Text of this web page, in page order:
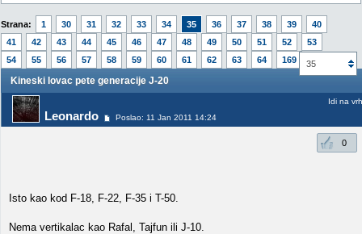
Strana: 1 30 31 32 33 34 35 36 37 38 39
40
41
42 43 44 45 46 47 48 49 50 51 52
53
54
55 56 57 58 59 60 61 62 63 64 169 35
Kineski lovac pete generacije J-20
Leonardo Poslao: 11 Jan 2011 14:24
Idi na vrh
0
Isto kao kod F-18, F-22, F-35 i T-50.
Nema vertikalac kao Rafal, Tajfun ili J-10.